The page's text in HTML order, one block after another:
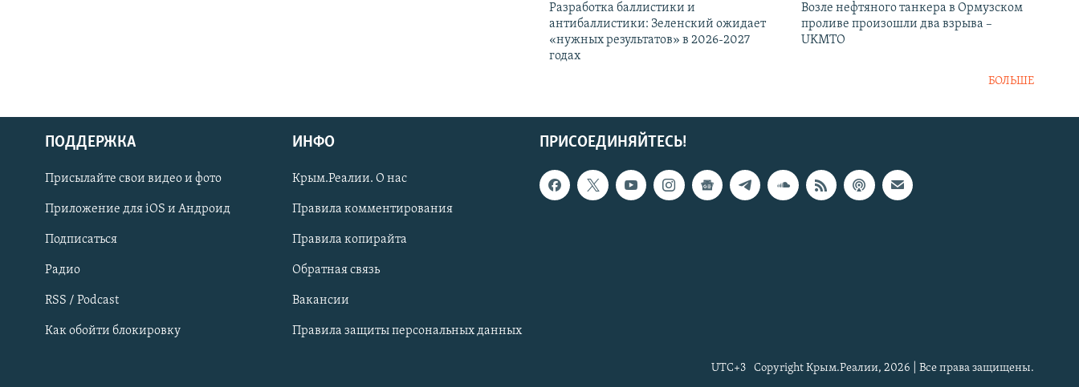
Українською
Qırımtatar
ПРИСОЕДИНЯЙТЕСЬ!
Разработка баллистики и
антибаллистики: Зеленский ожидает
«нужных результатов» в 2026-2027
годах
Возле нефтяного танкера в Ормузском
проливе произошли два взрыва –
UKMTO
БОЛЬШЕ
ПРИСОЕДИНЯЙТЕСЬ!
ПОДДЕРЖКА
Присылайте свои видео и фото
Приложение для iOS и Андроид
Подписаться
Радио
RSS / Podcast
Как обойти блокировку
ИНФО
Крым.Реалии. О нас
Правила комментирования
Правила копирайта
Обратная связь
Вакансии
Правила защиты персональных данных
Copyright Крым.Реалии, 2026 | Все права защищены.
UTC+3